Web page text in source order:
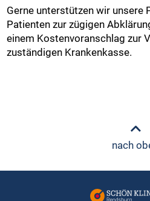
Gerne unterstützen wir unsere
Patienten zur zügigen
einem Kostenvoranschlag zur
zuständigen Krankenkasse.
nach